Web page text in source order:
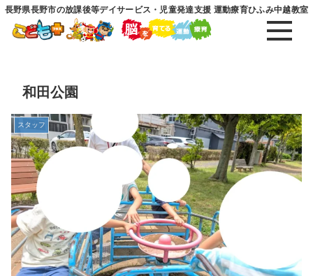
長野県長野市の放課後等デイサービス・児童発達支援 運動療育ひふみ中越教室
和田公園
スタッフ